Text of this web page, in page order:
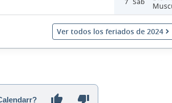
7 Sáb
Ver todos los feriados de 2024